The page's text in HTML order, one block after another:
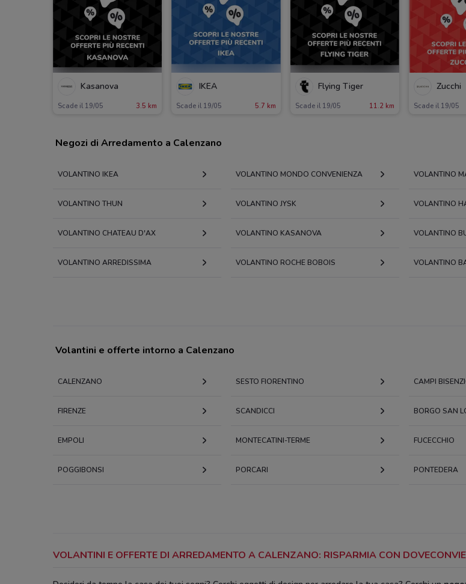
Kasanova
Scade il 19/05 3.5 km
IKEA
Scade il 19/05 5.7 km
Flying Tiger
Scade il 19/05 11.2 km
Zucchi
Scade il 19/05
Negozi di Arredamento a Calenzano
VOLANTINO IKEA VOLANTINO MONDO CONVENIENZA VOLANTINO
VOLANTINO THUN VOLANTINO JYSK VOLANTINO
VOLANTINO CHATEAU D'AX VOLANTINO KASANOVA VOLANTINO
VOLANTINO ARREDISSIMA VOLANTINO ROCHE BOBOIS VOLANTINO
Volantini e offerte intorno a Calenzano
CALENZANO SESTO FIORENTINO CAMPI
FIRENZE SCANDICCI BORGO SAN
EMPOLI MONTECATINI-TERME FUCECCHIO
POGGIBONSI PORCARI PONTEDERA
VOLANTINI E OFFERTE DI ARREDAMENTO A CALENZANO: RISPARMIA CON